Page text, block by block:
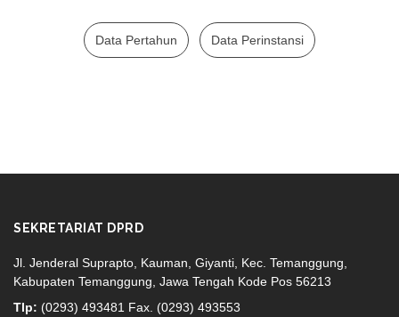
Data Pertahun Data Perinstansi
SEKRETARIAT DPRD
Jl. Jenderal Suprapto, Kauman, Giyanti, Kec. Temanggung,
Kabupaten Temanggung, Jawa Tengah Kode Pos 56213
Tlp: (0293) 493481 Fax. (0293) 493553